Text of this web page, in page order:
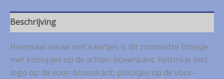
aantal
Beschrijving
Helemaal nieuw met kaartjes is dit roomwitte bloesje
met knoopjes op de achter-bovenkant. Kettinkje met
logo op de voor-bovenkant, plooitjes op de voor-